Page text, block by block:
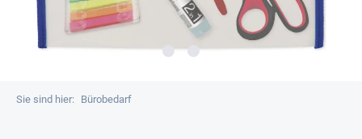
Sie sind hier: Bürobedarf